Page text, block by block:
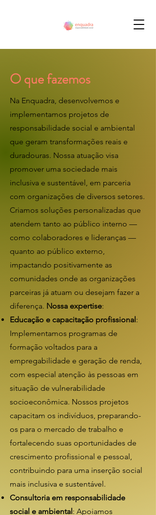
O que fazemos
Na Enquadra, desenvolvemos e
implementamos projetos de
responsabilidade social e ambiental
que geram transformações reais e
duradouras. Nossa atuação visa
promover uma sociedade mais
inclusiva e sustentável, em parceria
com organizações de diversos setores.
Criamos soluções personalizadas que
atendem tanto ao público interno —
como colaboradores e lideranças —
quanto ao público externo,
impactando positivamente as
comunidades onde as organizações
parceiras já atuam ou desejam fazer a
diferença. Nossa expertise:
Educação e capacitação profissional:
Implementamos programas de
formação voltados para a
empregabilidade e geração de renda,
com especial atenção às pessoas em
situação de vulnerabilidade
socioeconômica. Nossos projetos
capacitam os indivíduos, preparando-
os para o mercado de trabalho e
fortalecendo suas oportunidades de
crescimento profissional e pessoal,
contribuindo para uma inserção social
mais inclusiva e sustentável.
Consultoria em responsabilidade
social e ambiental: Apoiamos